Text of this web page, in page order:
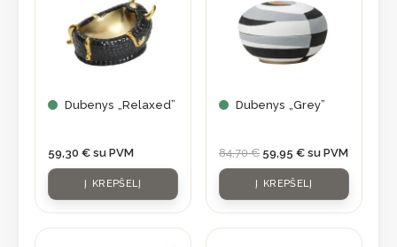
Dubenys „Relaxed”
59,30 € su PVM
Į KREPŠELĮ
Dubenys „Grey”
84,70€ 59,95 € su PVM
Į KREPŠELĮ